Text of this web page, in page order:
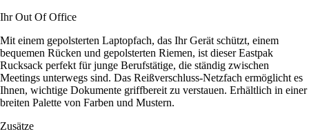
Ihr Out Of Office
Mit einem gepolsterten Laptopfach, das Ihr Gerät schützt, einem
bequemen Rücken und gepolsterten Riemen, ist dieser Eastpak
Rucksack perfekt für junge Berufstätige, die ständig zwischen
Meetings unterwegs sind. Das Reißverschluss-Netzfach ermöglicht es
Ihnen, wichtige Dokumente griffbereit zu verstauen. Erhältlich in einer
breiten Palette von Farben und Mustern.
Zusätze